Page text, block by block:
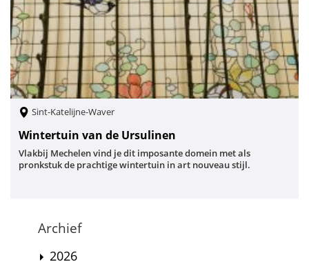
Sint-Katelijne-Waver
Wintertuin van de Ursulinen
Vlakbij Mechelen vind je dit imposante domein met als
pronkstuk de prachtige wintertuin in art nouveau stijl.
Archief
2026